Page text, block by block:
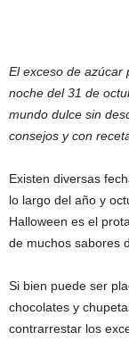
El exceso de azúcar
noche del 31 de
mundo dulce sin
consejos y con
Existen diversas
lo largo del año y
Halloween es el
de muchos sabores
Si bien puede ser
chocolates y
contrarrestar los